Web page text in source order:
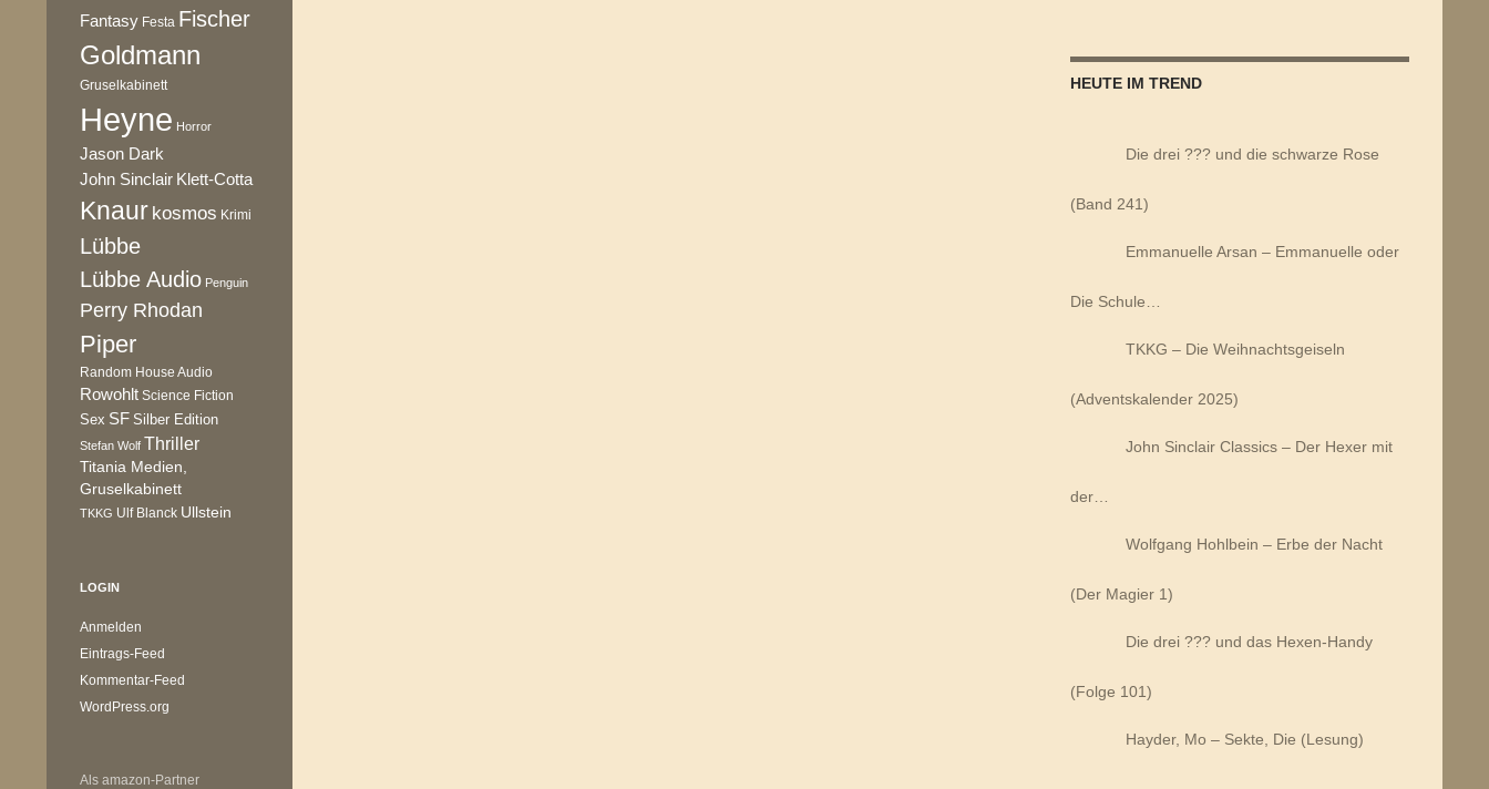
HEUTE IM TREND
Die drei ??? und die schwarze Rose
(Band 241)
Emmanuelle Arsan – Emmanuelle oder
Die Schule…
TKKG – Die Weihnachtsgeiseln
(Adventskalender 2025)
John Sinclair Classics – Der Hexer mit
der…
Wolfgang Hohlbein – Erbe der Nacht
(Der Magier 1)
Die drei ??? und das Hexen-Handy
(Folge 101)
Hayder, Mo – Sekte, Die (Lesung)
Fantasy Festa Fischer
Goldmann
Gruselkabinett
Heyne Horror
Jason Dark
John Sinclair Klett-Cotta
Knaur kosmos Krimi
Lübbe
Lübbe Audio Penguin
Perry Rhodan
Piper
Random House Audio
Rowohlt Science Fiction
Sex SF Silber Edition
Stefan Wolf Thriller
Titania Medien,
Gruselkabinett
TKKG Ulf Blanck Ullstein
LOGIN
Anmelden
Eintrags-Feed
Kommentar-Feed
WordPress.org
Als amazon-Partner